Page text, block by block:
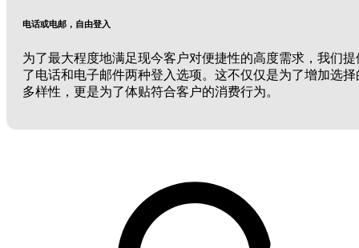
电话或电邮，自由登入
为了最大程度地满足现今客户对便捷性的高度需求，我们提
了电话和电子邮件两种登入选项。这不仅仅是为了增加选择
多样性，更是为了体贴符合客户的消费行为。